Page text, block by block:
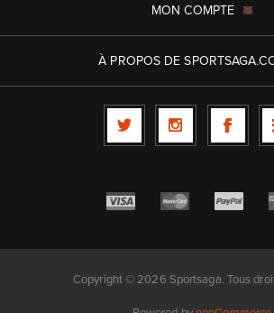
MON COMPTE
À PROPOS DE
Copyright © 2026 Sportsaga. Tous